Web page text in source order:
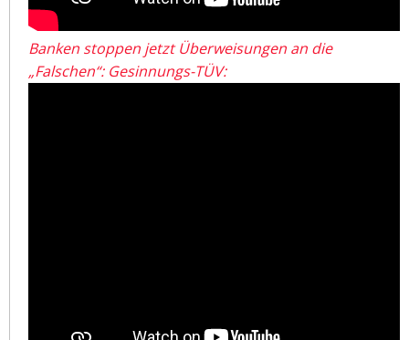
Banken stoppen jetzt Überweisungen an die
„Falschen“: Gesinnungs-TÜV: